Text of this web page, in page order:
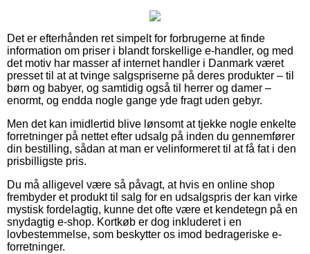
Det er efterhånden ret simpelt for forbrugerne at finde
information om priser i blandt forskellige e-handler, og med
det motiv har masser af internet handler i Danmark været
presset til at at tvinge salgspriserne på deres produkter – til
børn og babyer, og samtidig også til herrer og damer –
enormt, og endda nogle gange yde fragt uden gebyr.
Men det kan imidlertid blive lønsomt at tjekke nogle enkelte
forretninger på nettet efter udsalg på inden du gennemfører
din bestilling, sådan at man er velinformeret til at få fat i den
prisbilligste pris.
Du må alligevel være så påvagt, at hvis en online shop
frembyder et produkt til salg for en udsalgspris der kan virke
mystisk fordelagtig, kunne det ofte være et kendetegn på en
snydagtig e-shop. Kortkøb er dog inkluderet i en
lovbestemmelse, som beskytter os imod bedrageriske e-
forretninger.